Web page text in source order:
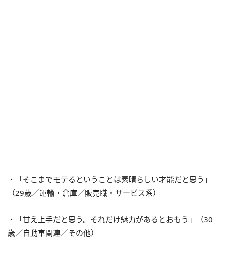
・「そこまでモテるということは素晴らしい才能だと思う」
（29歳／運輸・倉庫／販売職・サービス系）
・「甘え上手だと思う。それだけ魅力があるとおもう」（30
歳／自動車関連／その他）